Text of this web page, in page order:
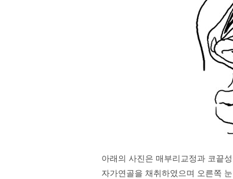
아래의 사진은 매부리교정과 코끝
자가연골을 채취하였으며 오른쪽